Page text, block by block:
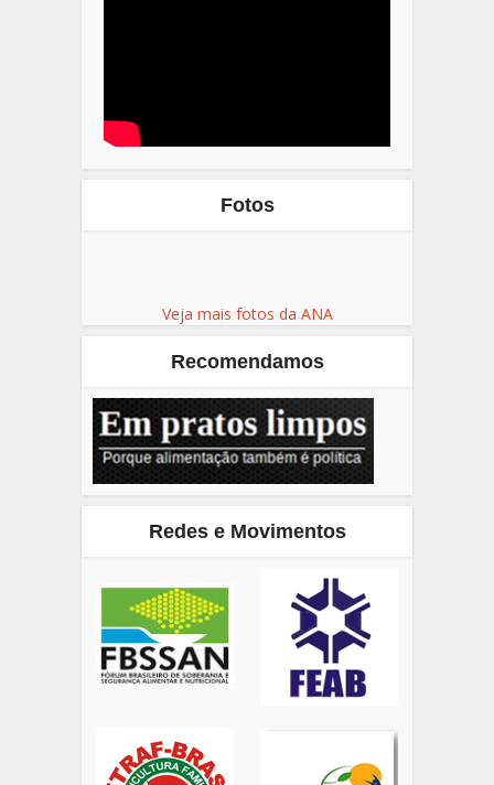
Fotos
Veja mais fotos da ANA
Recomendamos